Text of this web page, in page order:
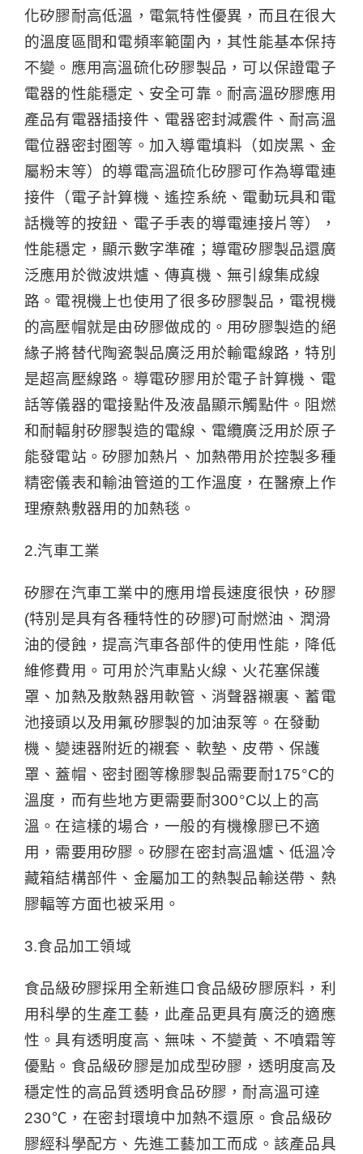
化矽膠耐高低溫，電氣特性優異，而且在很大
的溫度區間和電頻率範圍內，其性能基本保持
不變。應用高溫硫化矽膠製品，可以保證電子
電器的性能穩定、安全可靠。耐高溫矽膠應用
產品有電器插接件、電器密封減震件、耐高溫
電位器密封圈等。加入導電填料（如炭黑、金
屬粉末等）的導電高溫硫化矽膠可作為導電連
接件（電子計算機、遙控系統、電動玩具和電
話機等的按鈕、電子手表的導電連接片等），
性能穩定，顯示數字準確；導電矽膠製品還廣
泛應用於微波烘爐、傳真機、無引線集成線
路。電視機上也使用了很多矽膠製品，電視機
的高壓帽就是由矽膠做成的。用矽膠製造的絕
緣子將替代陶瓷製品廣泛用於輸電線路，特別
是超高壓線路。導電矽膠用於電子計算機、電
話等儀器的電接點件及液晶顯示觸點件。阻燃
和耐輻射矽膠製造的電線、電纜廣泛用於原子
能發電站。矽膠加熱片、加熱帶用於控製多種
精密儀表和輸油管道的工作溫度，在醫療上作
理療熱敷器用的加熱毯。
2.汽車工業
矽膠在汽車工業中的應用增長速度很快，矽膠
(特別是具有各種特性的矽膠)可耐燃油、潤滑
油的侵蝕，提高汽車各部件的使用性能，降低
維修費用。可用於汽車點火線、火花塞保護
罩、加熱及散熱器用軟管、消聲器襯裏、蓄電
池接頭以及用氟矽膠製的加油泵等。在發動
機、變速器附近的襯套、軟墊、皮帶、保護
罩、蓋帽、密封圈等橡膠製品需要耐175°C的
溫度，而有些地方更需要耐300°C以上的高
溫。在這樣的場合，一般的有機橡膠已不適
用，需要用矽膠。矽膠在密封高溫爐、低溫冷
藏箱結構部件、金屬加工的熱製品輸送帶、熱
膠輻等方面也被采用。
3.食品加工領域
食品級矽膠採用全新進口食品級矽膠原料，利
用科學的生產工藝，此產品更具有廣泛的適應
性。具有透明度高、無味、不變黃、不噴霜等
優點。食品級矽膠是加成型矽膠，透明度高及
穩定性的高品質透明食品矽膠，耐高溫可達
230℃，在密封環境中加熱不還原。食品級矽
膠經科學配方、先進工藝加工而成。該產品具